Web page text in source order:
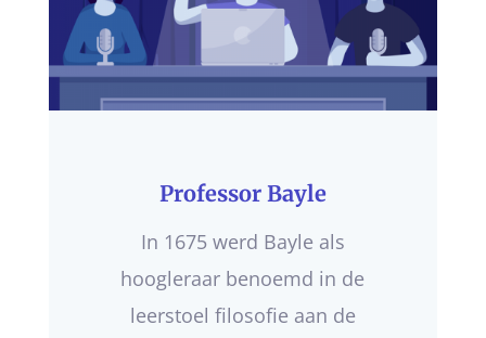
Professor Bayle
In 1675 werd Bayle als
hoogleraar benoemd in de
leerstoel filosofie aan de